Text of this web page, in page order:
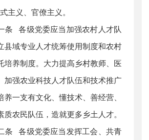
主义、官僚主义。
条 各级党委应当加强农村人才队
县域专业人才统筹使用制度和农村
培养制度。大力提高乡村教师、医
加强农业科技人才队伍和技术推广
养一支有文化、懂技术、善经营、
质农民队伍，造就更多乡土人才。
条 各级党委应当发挥工会、共青